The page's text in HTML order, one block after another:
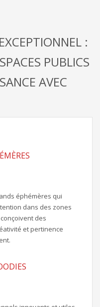
:
PUBLICS
AVEC
éphémères qui
dans des zones
des
et pertinence